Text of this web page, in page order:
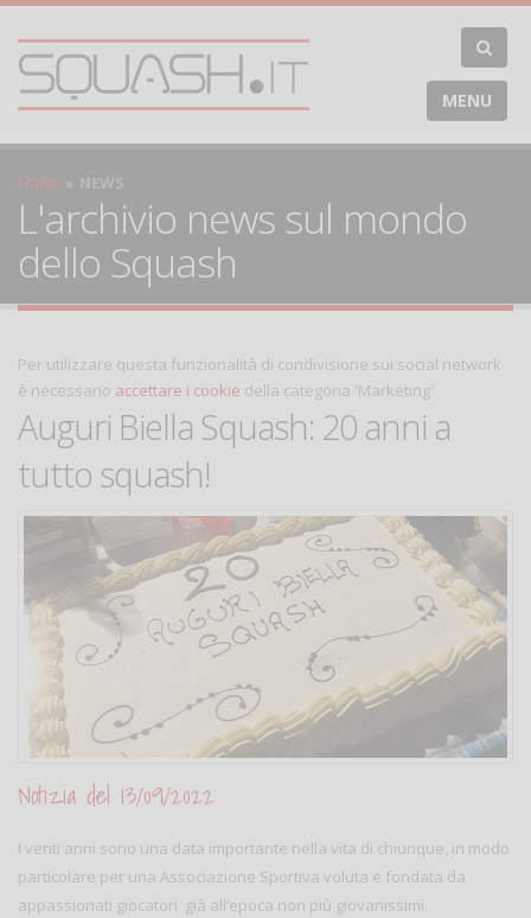
MENU
HOME NEWS
L'archivio news sul mondo
dello Squash
Per utilizzare questa funzionalità di condivisione sui social network
è necessario accettare i cookie della categoria 'Marketing'
Auguri Biella Squash: 20 anni a
tutto squash!
Notizia del 13/09/2022
I venti anni sono una data importante nella vita di chiunque, in modo
particolare per una Associazione Sportiva voluta e fondata da
appassionati giocatori già all’epoca non più giovanissimi.